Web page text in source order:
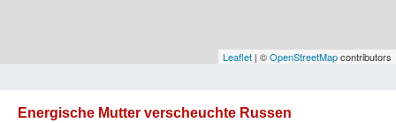
VorarlbergLeaflet | ©OpenStreetMapcontributors
Energische Mutter verscheuchte Russen